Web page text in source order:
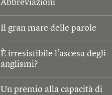
Abbreviazioni
Il gran mare delle parole
È irresistibile l’ascesa degli
anglismi?
Un premio alla capacità di